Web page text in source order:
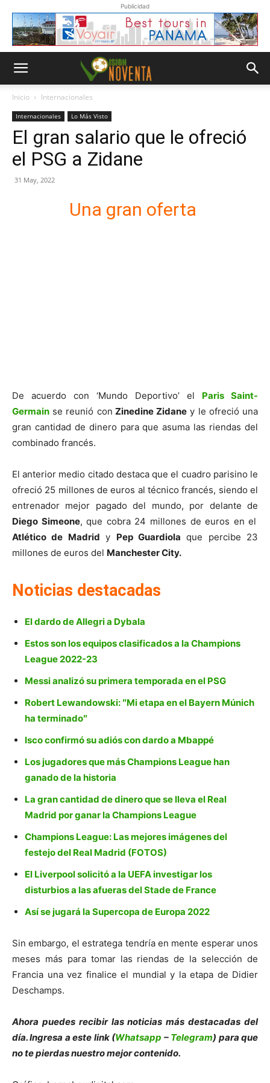
Publicidad
Inicio Internacionales
Internacionales Lo Más Visto
El gran salario que le ofreció
el PSG a Zidane
31 May, 2022
Una gran oferta
De acuerdo con ‘Mundo Deportivo’ el Paris Saint-
Germain se reunió con Zinedine Zidane y le ofreció una
gran cantidad de dinero para que asuma las riendas del
combinado francés.
El anterior medio citado destaca que el cuadro parisino le
ofreció 25 millones de euros al técnico francés, siendo el
entrenador mejor pagado del mundo, por delante de
Diego Simeone, que cobra 24 millones de euros en el
Atlético de Madrid y Pep Guardiola que percibe 23
millones de euros del Manchester City.
Noticias destacadas
El dardo de Allegri a Dybala
Estos son los equipos clasificados a la Champions
League 2022-23
Messi analizó su primera temporada en el PSG
Robert Lewandowski: ″Mi etapa en el Bayern Múnich
ha terminado″
Isco confirmó su adiós con dardo a Mbappé
Los jugadores que más Champions League han
ganado de la historia
La gran cantidad de dinero que se lleva el Real
Madrid por ganar la Champions League
Champions League: Las mejores imágenes del
festejo del Real Madrid (FOTOS)
El Liverpool solicitó a la UEFA investigar los
disturbios a las afueras del Stade de France
Así se jugará la Supercopa de Europa 2022
Sin embargo, el estratega tendría en mente esperar unos
meses más para tomar las riendas de la selección de
Francia una vez finalice el mundial y la etapa de Didier
Deschamps.
Ahora puedes recibir las noticias más destacadas del
día. Ingresa a este link (Whatsapp – Telegram) para que
no te pierdas nuestro mejor contenido.